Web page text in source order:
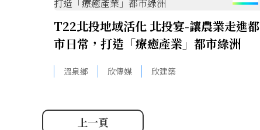
T22北投地域活化 北投宴-讓農業走進都
市日常，打造「療癒產業」都市綠洲
溫泉鄉 欣傳媒 欣建築
上一頁